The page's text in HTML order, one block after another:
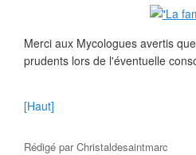
Merci aux Mycologues avertis
prudents lors de l'éventuelle
[Haut]
Rédigé parChristaldesaintmarc